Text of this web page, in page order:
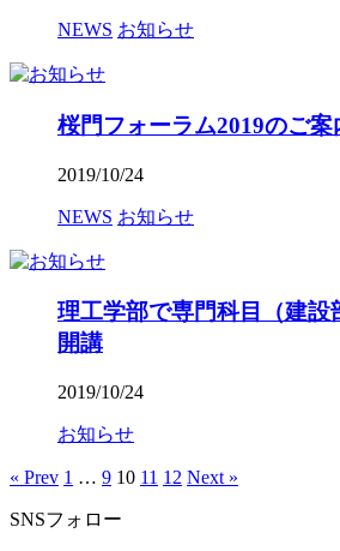
NEWS お知らせ
桜門フォーラム2019のご案
2019/10/24
NEWS お知らせ
理工学部で専門科目（建設
開講
2019/10/24
お知らせ
« Prev 1 … 9 10 11 12 Next »
SNSフォロー